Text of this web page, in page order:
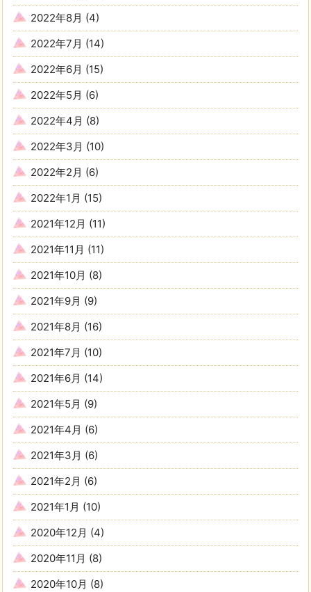
2022年8月 (4)
2022年7月 (14)
2022年6月 (15)
2022年5月 (6)
2022年4月 (8)
2022年3月 (10)
2022年2月 (6)
2022年1月 (15)
2021年12月 (11)
2021年11月 (11)
2021年10月 (8)
2021年9月 (9)
2021年8月 (16)
2021年7月 (10)
2021年6月 (14)
2021年5月 (9)
2021年4月 (6)
2021年3月 (6)
2021年2月 (6)
2021年1月 (10)
2020年12月 (4)
2020年11月 (8)
2020年10月 (8)